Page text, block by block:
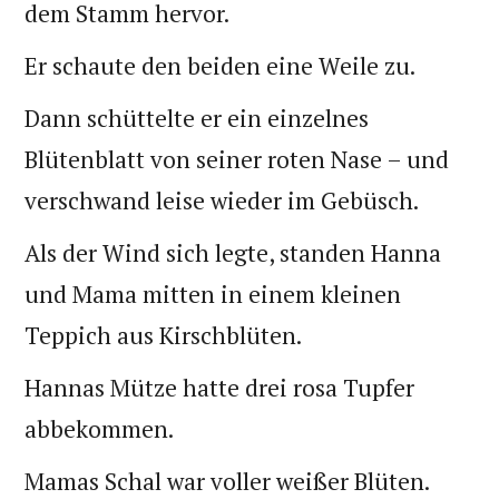
dem Stamm hervor.
Er schaute den beiden eine Weile zu.
Dann schüttelte er ein einzelnes
Blütenblatt von seiner roten Nase – und
verschwand leise wieder im Gebüsch.
Als der Wind sich legte, standen Hanna
und Mama mitten in einem kleinen
Teppich aus Kirschblüten.
Hannas Mütze hatte drei rosa Tupfer
abbekommen.
Mamas Schal war voller weißer Blüten.